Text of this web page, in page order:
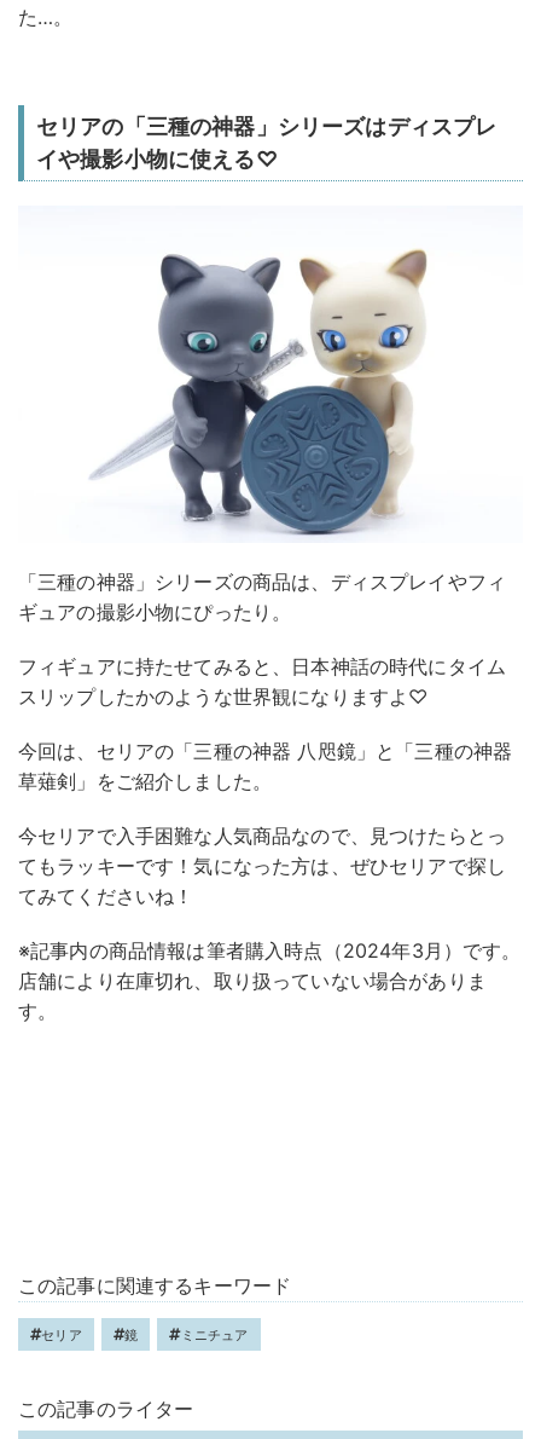
た…。
セリアの「三種の神器」シリーズはディスプレ
イや撮影小物に使える♡
「三種の神器」シリーズの商品は、ディスプレイやフィ
ギュアの撮影小物にぴったり。
フィギュアに持たせてみると、日本神話の時代にタイム
スリップしたかのような世界観になりますよ♡
今回は、セリアの「三種の神器 八咫鏡」と「三種の神器
草薙剣」をご紹介しました。
今セリアで入手困難な人気商品なので、見つけたらとっ
てもラッキーです！気になった方は、ぜひセリアで探し
てみてくださいね！
※記事内の商品情報は筆者購入時点（2024年3月）です。
店舗により在庫切れ、取り扱っていない場合がありま
す。
この記事に関連するキーワード
セリア 鏡 ミニチュア
この記事のライター